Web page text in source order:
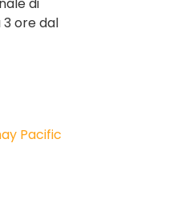
di
3 ore dal
Pacific